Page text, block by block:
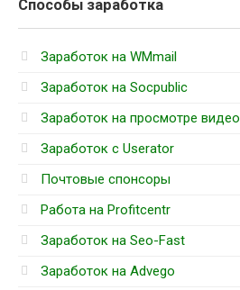
Способы заработка
Заработок на WMmail
Заработок на Socpublic
Заработок на просмотре видео
Заработок с Userator
Почтовые спонсоры
Работа на Profitcentr
Заработок на Seo-Fast
Заработок на Advego